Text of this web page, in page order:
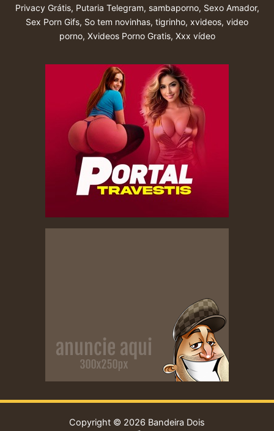
Privacy Grátis, Putaria Telegram, sambaporno, Sexo Amador,
Sex Porn Gifs, So tem novinhas, tigrinho, xvideos, video
porno, Xvideos Porno Gratis, Xxx vídeo
Copyright © 2026 Bandeira Dois